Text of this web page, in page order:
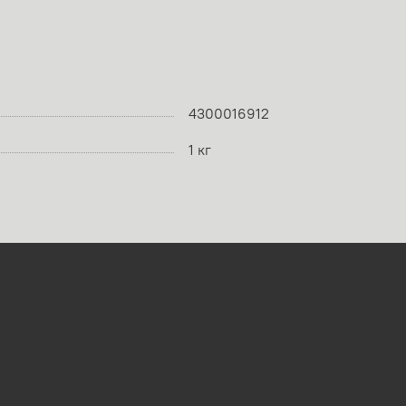
4300016912
1 кг